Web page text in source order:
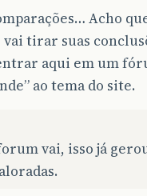
Acho
tirar suas
aqui em um
ao tema do site.
vai, isso já